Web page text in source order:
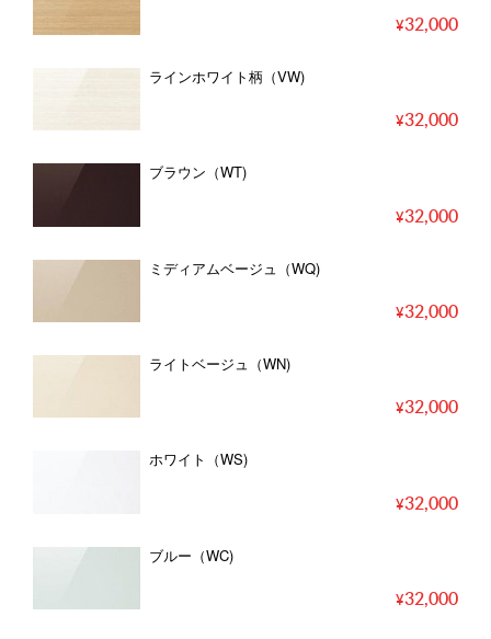
32,000
ラインホワイト柄（VW)
32,000
ブラウン（WT)
32,000
ミディアムベージュ（WQ)
32,000
ライトベージュ（WN)
32,000
ホワイト（WS)
32,000
ブルー（WC)
32,000